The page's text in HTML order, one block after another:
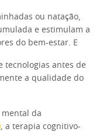
ou natação,
e estimulam a
do bem-estar. E
tecnologias antes de
a qualidade do
mental da
, a terapia cognitivo-